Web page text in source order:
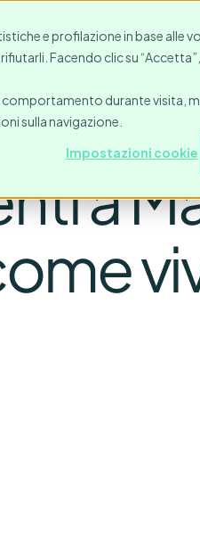
e profilazione in base alle
Facendo clic su
durante visita,
sulla navigazione.
Impostazioni cookie
Risorse
a